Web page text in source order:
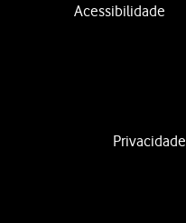
Acessibilidade
Privacidade